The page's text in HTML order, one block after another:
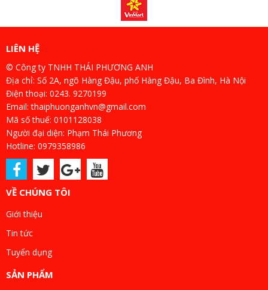
LIÊN HỆ
© Công ty TNHH THÁI PHƯƠNG ANH
Địa chỉ: Số 2A, ngõ Hàng Đậu, phố Hàng Đậu, Ba Đình, Hà Nội
Điện thoại: 0243. 9270199
Email: thaiphuonganhvn@gmail.com
Mã số thuế: 0101128038
Người đại diện: Phạm Thái Phương
Hotline: 0979358986
VỀ CHÚNG TÔI
Giới thiệu
Tin tức
Tuyển dụng
SẢN PHẨM